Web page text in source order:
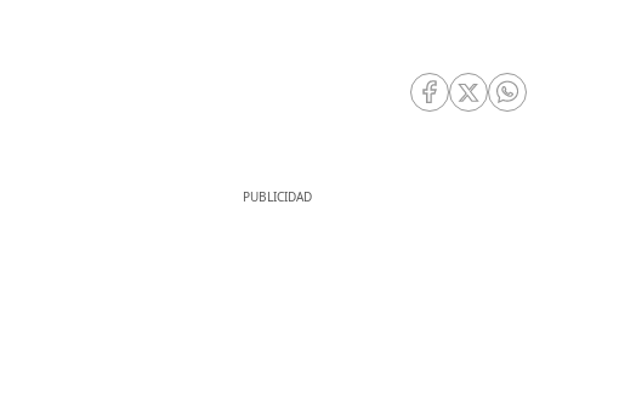
RRSS Facebook
RRSS Twitter
RRSS